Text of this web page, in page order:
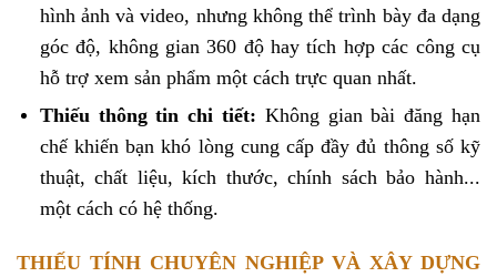
hình ảnh và video, nhưng không thể trình bày đa dạng
góc độ, không gian 360 độ hay tích hợp các công cụ
hỗ trợ xem sản phẩm một cách trực quan nhất.
Thiếu thông tin chi tiết: Không gian bài đăng hạn
chế khiến bạn khó lòng cung cấp đầy đủ thông số kỹ
thuật, chất liệu, kích thước, chính sách bảo hành...
một cách có hệ thống.
THIẾU TÍNH CHUYÊN NGHIỆP VÀ XÂY DỰNG